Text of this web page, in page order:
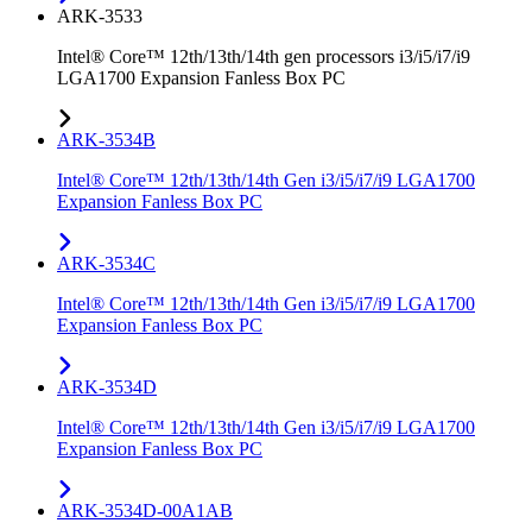
ARK-3533
Intel® Core™ 12th/13th/14th gen processors i3/i5/i7/i9
LGA1700 Expansion Fanless Box PC
ARK-3534B
Intel® Core™ 12th/13th/14th Gen i3/i5/i7/i9 LGA1700
Expansion Fanless Box PC
ARK-3534C
Intel® Core™ 12th/13th/14th Gen i3/i5/i7/i9 LGA1700
Expansion Fanless Box PC
ARK-3534D
Intel® Core™ 12th/13th/14th Gen i3/i5/i7/i9 LGA1700
Expansion Fanless Box PC
ARK-3534D-00A1AB